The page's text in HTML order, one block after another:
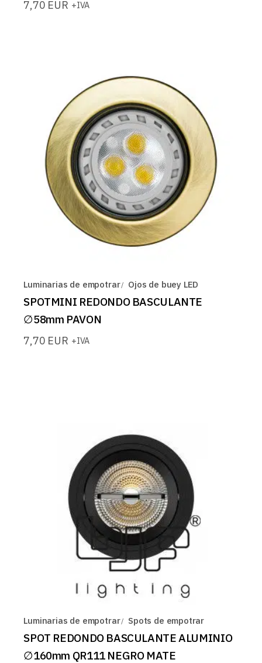
7,70 EUR +IVA
Luminarias de empotrar Ojos de buey LED
SPOTMINI REDONDO BASCULANTE
∅58mm PAVON
7,70 EUR +IVA
Luminarias de empotrar Spots de empotrar
SPOT REDONDO BASCULANTE ALUMINIO
∅160mm QR111 NEGRO MATE